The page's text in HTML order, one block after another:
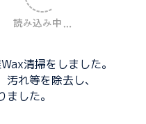
清掃をしました。
れ等を除去し、
した。